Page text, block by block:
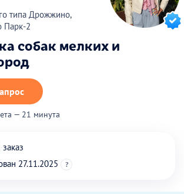
типа Дрожжино,
Парк-2
собак мелких и
— 21 минута
27.11.2025
?